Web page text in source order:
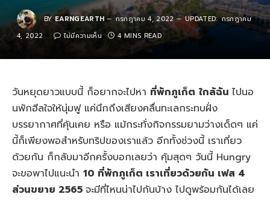
BY EARNGEARTH กรกฎาคม 4, 2022 UPDATED: กรกฎาคม
4, 2022
ไม่มีความเห็น 4 MINS READ
วันหยุดยาวแบบนี้ ก็อยากจะไปหา ที่พักภูเก็ต ใกล้ฉัน ไปนอ
นพักฮีลใจให้นุ่มฟู แค่นึกถึงเสียงคลื่นทะเลกระทบฝั่ง
บรรยากาศที่คุ้นเคย หรือ แม้กระทั่งกิจกรรมยามว่างเด็ดๆ แค่
นี้ก็เพียงพอสำหรับทริปของเราแล้ว อีกทั้งช่วงนี้ เราเที่ยว
ด้วยกัน ก็กลับมาอีกครั้งบอกเลยว่า คุ้มสุดๆ วันนี้ Hungry
จะขอพาไปแนะนำ 10 ที่พักภูเก็ต เราเที่ยวด้วยกัน เฟส 4
ส่วนขยาย 2565 จะมีที่ไหนน่าไปกันบ้าง ไปดูพร้อมกันได้เลย